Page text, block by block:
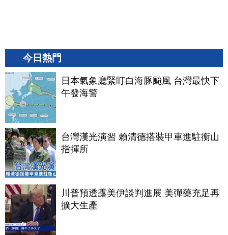
今日熱門
日本氣象廳緊盯白海豚颱風 台灣最快下
午發海警
台灣漢光演習 賴清德搭裝甲車進駐衡山
指揮所
川普預透露美伊談判進展 美彈藥充足再
擴大生產